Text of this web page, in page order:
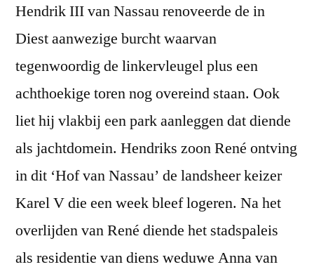
Hendrik III van Nassau renoveerde de in
Diest aanwezige burcht waarvan
tegenwoordig de linkervleugel plus een
achthoekige toren nog overeind staan. Ook
liet hij vlakbij een park aanleggen dat diende
als jachtdomein. Hendriks zoon René ontving
in dit ‘Hof van Nassau’ de landsheer keizer
Karel V die een week bleef logeren. Na het
overlijden van René diende het stadspaleis
als residentie van diens weduwe Anna van